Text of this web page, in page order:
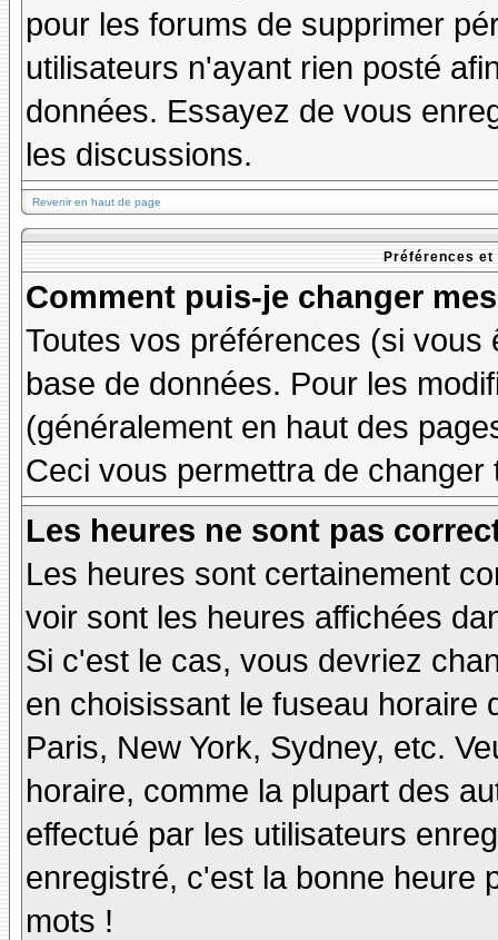
pour les forums de supprimer
utilisateurs n'ayant rien posté
données. Essayez de vous
les discussions.
Revenir en haut de page
Préférences
Comment puis-je changer
Toutes vos préférences (si
base de données. Pour les
(généralement en haut des
Ceci vous permettra de
Les heures ne sont pas
Les heures sont certainement
voir sont les heures affichées
Si c'est le cas, vous devriez
en choisissant le fuseau horaire
Paris, New York, Sydney, etc.
horaire, comme la plupart des
effectué par les utilisateurs
enregistré, c'est la bonne heure
mots !